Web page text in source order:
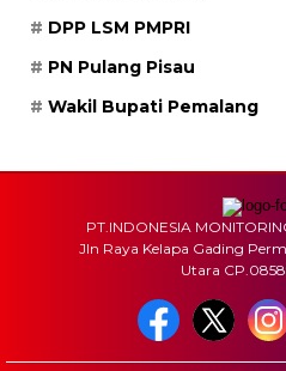
DPP LSM PMPRI
PN Pulang Pisau
Wakil Bupati Pemalang
PT.INDONESIA
Jln Raya Kelapa Gading
Utara